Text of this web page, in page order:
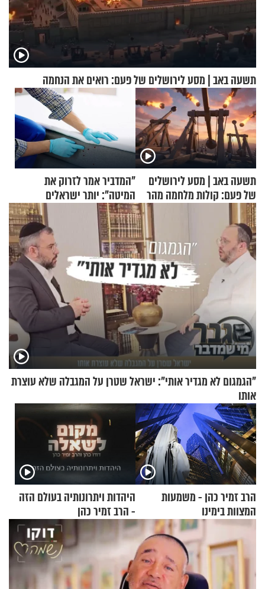
תשעה באב | מסע לירושלים של פעם: רואים את הנחמה
תשעה באב | מסע לירושלים
של פעם: קולות מלחמה מהר
הזיתים
"המדביר אמר לזרוק את
המיטה": יותר ישראלים
מדווחים על מכת פשפשי
המיטה
"הגמגום לא מגדיר אותי": ישראל שטרן על המגבלה שלא עוצרת
אותו
הרב זמיר כהן - משמעות
המצוות בימינו
היהדות ויתרונותיה בעולם הזה
- הרב זמיר כהן